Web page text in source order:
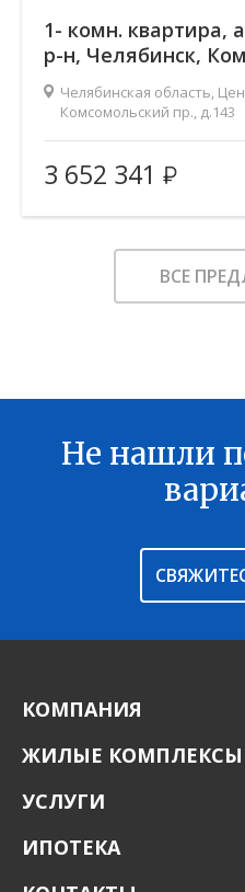
1- комн. квартира,
р-н, Челябинск,
д.143Челябинская область,
Комсомольский пр., д.143
Жилой комплекс:
Количество комнат:
Общая площадь:
В ИЗБРАННОЕ
3 652 341
ВСЕ
Не нашли
КОМПАНИЯ
ЖИЛЫЕ КОМПЛЕКСЫ
УСЛУГИ
ИПОТЕКА